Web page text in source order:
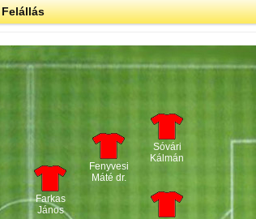
Felállás
Sóvári
Kálmán
Fenyvesi
Máté dr.
Farkas
János